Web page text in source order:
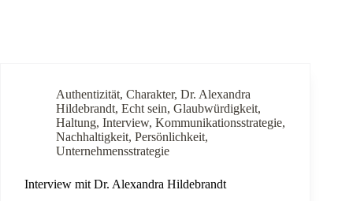
Authentizität, Charakter, Dr. Alexandra
Hildebrandt, Echt sein, Glaubwürdigkeit,
Haltung, Interview, Kommunikationsstrategie,
Nachhaltigkeit, Persönlichkeit,
Unternehmensstrategie
Interview mit Dr. Alexandra Hildebrandt